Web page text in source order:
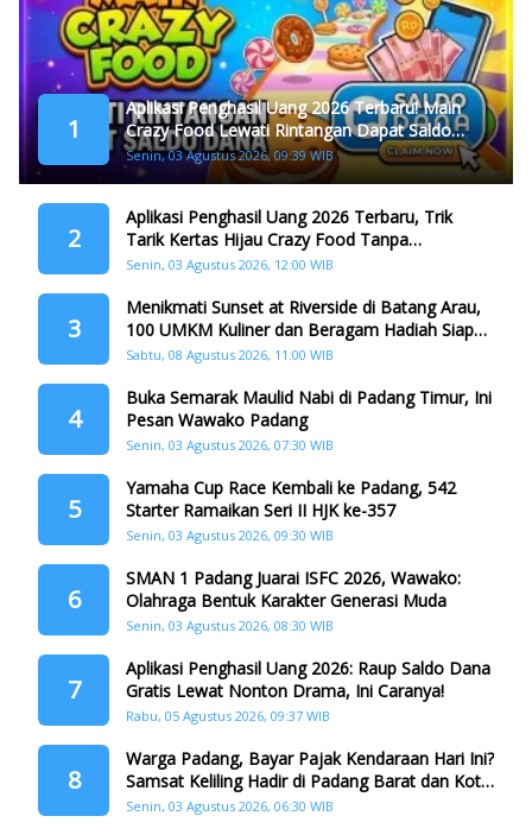
1
Aplikasi Penghasil Uang 2026 Terbaru! Main
Crazy Food Lewati Rintangan Dapat Saldo
Dana
Senin, 03 Agustus 2026, 09:39 WIB
2
Aplikasi Penghasil Uang 2026 Terbaru, Trik
Tarik Kertas Hijau Crazy Food Tanpa
Penggandaan
Senin, 03 Agustus 2026, 12:00 WIB
3
Menikmati Sunset at Riverside di Batang Arau,
100 UMKM Kuliner dan Beragam Hadiah Siap
Memanjakan Warga di Momen HJK Padang
Sabtu, 08 Agustus 2026, 11:00 WIB
4
Buka Semarak Maulid Nabi di Padang Timur, Ini
Pesan Wawako Padang
Senin, 03 Agustus 2026, 07:30 WIB
5
Yamaha Cup Race Kembali ke Padang, 542
Starter Ramaikan Seri II HJK ke-357
Senin, 03 Agustus 2026, 09:30 WIB
6
SMAN 1 Padang Juarai ISFC 2026, Wawako:
Olahraga Bentuk Karakter Generasi Muda
Senin, 03 Agustus 2026, 08:30 WIB
7
Aplikasi Penghasil Uang 2026: Raup Saldo Dana
Gratis Lewat Nonton Drama, Ini Caranya!
Rabu, 05 Agustus 2026, 09:37 WIB
8
Warga Padang, Bayar Pajak Kendaraan Hari Ini?
Samsat Keliling Hadir di Padang Barat dan Koto
Tangah
Senin, 03 Agustus 2026, 06:30 WIB